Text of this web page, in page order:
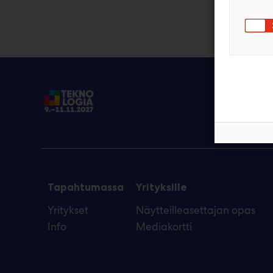
Tapahtumassa
Yritykset
Info
Yrityksille
Näytteilleasettajan opas
Mediakortti